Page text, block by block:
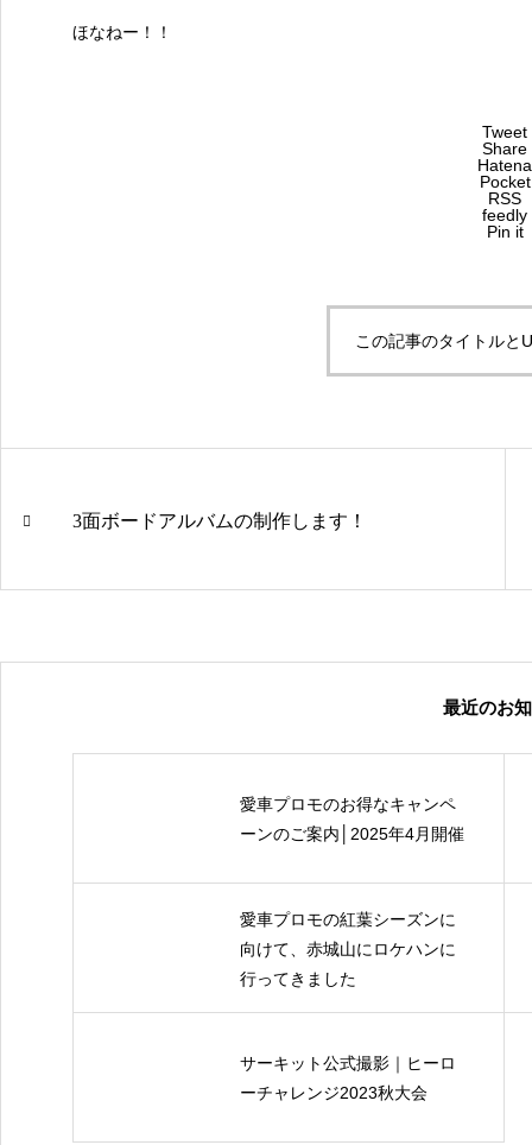
ほなねー！！
Tweet
Share
Hatena
Pocket
RSS
feedly
Pin it
この記事のタイトルと
3面ボードアルバムの制作します！
最近のお
愛車プロモのお得なキャンペ
ーンのご案内│2025年4月開催
愛車プロモの紅葉シーズンに
向けて、赤城山にロケハンに
行ってきました
サーキット公式撮影｜ヒーロ
ーチャレンジ2023秋大会